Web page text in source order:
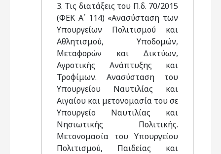
3. Τις διατάξεις του Π.δ. 70/2015
(ΦΕΚ Α΄ 114) «Ανασύσταση των
Υπουργείων Πολιτισμού και
Αθλητισμού, Υποδομών,
Μεταφορών και Δικτύων,
Αγροτικής Ανάπτυξης και
Τροφίμων. Ανασύσταση του
Υπουργείου Ναυτιλίας και
Αιγαίου και μετονομασία του σε
Υπουργείο Ναυτιλίας και
Νησιωτικής Πολιτικής.
Μετονομασία του Υπουργείου
Πολιτισμού, Παιδείας και